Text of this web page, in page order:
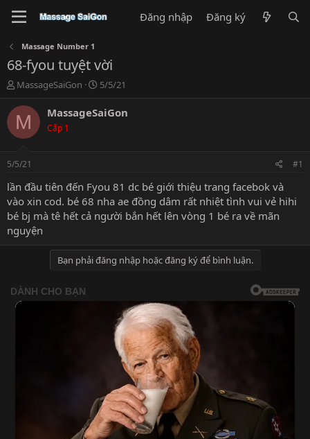
Đăng nhập Đăng ký
Massage Number 1
68-fyou tuyệt vời
T
r
e
a
s
t
a
t
e
r
MassageSaiGon
N
à
5/5/21
M MassageSaiGon
Cấp 1
5/5/21 #1
lần đầu tiên đến Fyou 81 dc bé giới thiệu trang facebok và
vào xin cod. bé 68 nha ae đồng dâm rất nhiệt tình vui vẻ hihi
bé bj mà tê hết cả người bắn hết lên vòng 1 bé ra về mãn
nguyện
Bạn phải đăng nhập hoặc đăng ký để bình luận.